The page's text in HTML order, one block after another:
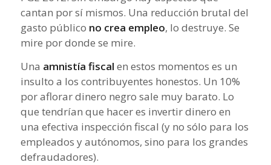
cantan por sí mismos. Una reducción brutal del
gasto público no crea empleo, lo destruye. Se
mire por donde se mire.
Una amnistía fiscal en estos momentos es un
insulto a los contribuyentes honestos. Un 10%
por aflorar dinero negro sale muy barato. Lo
que tendrían que hacer es invertir dinero en
una efectiva inspección fiscal (y no sólo para los
empleados y autónomos, sino para los grandes
defraudadores).